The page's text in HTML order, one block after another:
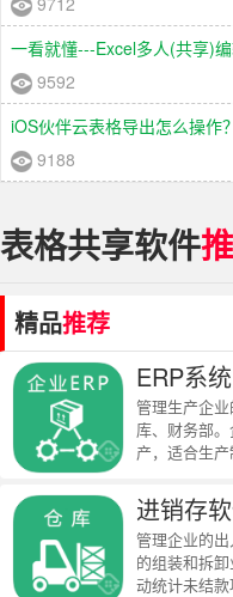
一看就懂---Excel多人(共享)
9592
iOS伙伴云表格导出怎么操作？
9188
表格共享软件
精品推荐
ERP系统
管理生产企
库、财务部
产，适合生
进销存
管理企业的
的组装和拆
动统计未结款